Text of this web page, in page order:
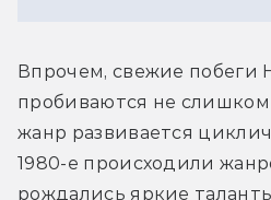
Впрочем, свежие побеги
пробиваются не слишком
жанр развивается
1980-е происходили
рождались яркие